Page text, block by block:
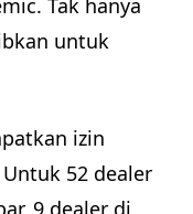
Tak hanya
untuk
izin
52 dealer
9 dealer di